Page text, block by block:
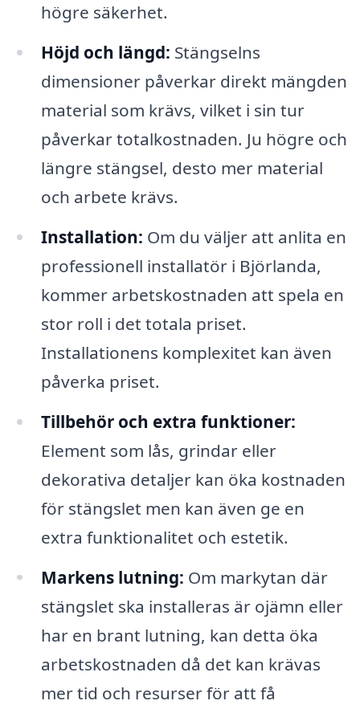
högre säkerhet.
Höjd och längd: Stängselns
dimensioner påverkar direkt mängden
material som krävs, vilket i sin tur
påverkar totalkostnaden. Ju högre och
längre stängsel, desto mer material
och arbete krävs.
Installation: Om du väljer att anlita en
professionell installatör i Björlanda,
kommer arbetskostnaden att spela en
stor roll i det totala priset.
Installationens komplexitet kan även
påverka priset.
Tillbehör och extra funktioner:
Element som lås, grindar eller
dekorativa detaljer kan öka kostnaden
för stängslet men kan även ge en
extra funktionalitet och estetik.
Markens lutning: Om markytan där
stängslet ska installeras är ojämn eller
har en brant lutning, kan detta öka
arbetskostnaden då det kan krävas
mer tid och resurser för att få